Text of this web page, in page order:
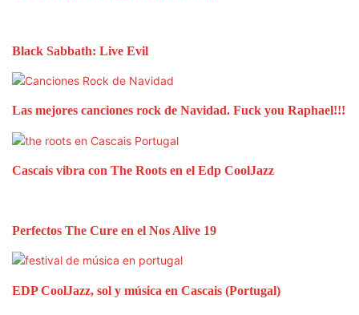
Black Sabbath: Live Evil
Las mejores canciones rock de Navidad. Fuck you Raphael!!!
Cascais vibra con The Roots en el Edp CoolJazz
Perfectos The Cure en el Nos Alive 19
EDP CoolJazz, sol y música en Cascais (Portugal)